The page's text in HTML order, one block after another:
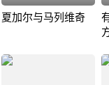
夏加尔与马列维奇